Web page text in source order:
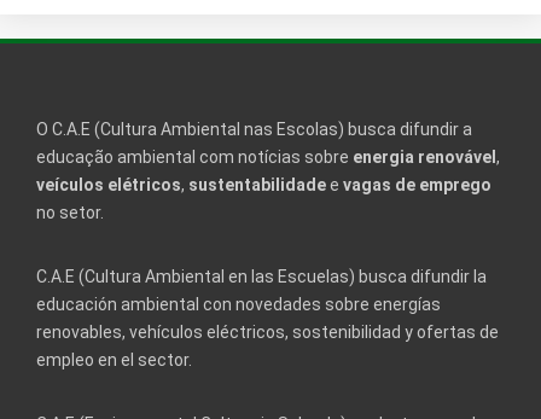
O C.A.E (Cultura Ambiental nas Escolas) busca difundir a
educação ambiental com notícias sobre energia renovável ,
veículos elétricos, sustentabilidadee vagas de emprego
no setor.
C.A.E (Cultura Ambiental en las Escuelas) busca difundir la
educación ambiental con novedades sobre energías
renovables, vehículos eléctricos, sostenibilidad y ofertas de
empleo en el sector.